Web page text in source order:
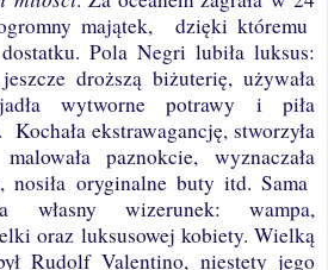
majątek,
dzięki któremu
Pola Negri lubiła luksus:
droższą biżuterię, używała
wytworne potrawy i piła
Kochała ekstrawagancję, stworzyła
paznokcie, wyznaczała
nosiła oryginalne buty itd. Sama
własny wizerunek: wampa,
oraz luksusowej kobiety. Wielką
Rudolf Valentino, niestety jego